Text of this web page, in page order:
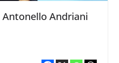
Antonello Andriani